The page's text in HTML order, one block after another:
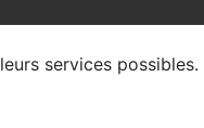
services